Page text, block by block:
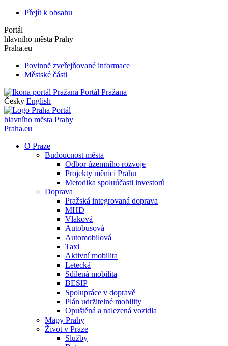
Přejít k obsahu
Portál
hlavního města Prahy
Praha.eu
Povinně zveřejňované informace
Městské části
Portál Pražana
Česky English
Portál
hlavního města Prahy
Praha.eu
O Praze
Budoucnost města
Odbor územního rozvoje
Projekty měnící Prahu
Metodika spoluúčasti investorů
Doprava
Pražská integrovaná doprava
MHD
Vlaková
Autobusová
Automobilová
Taxi
Aktivní mobilita
Letecká
Sdílená mobilita
BESIP
Spolupráce v dopravě
Plán udržitelné mobility
Opuštěná a nalezená vozidla
Mapy Prahy
Život v Praze
Služby